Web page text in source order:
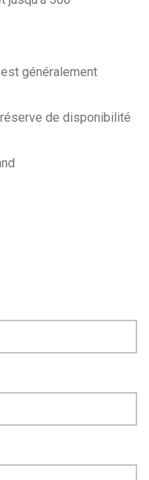
généralement
de disponibilité